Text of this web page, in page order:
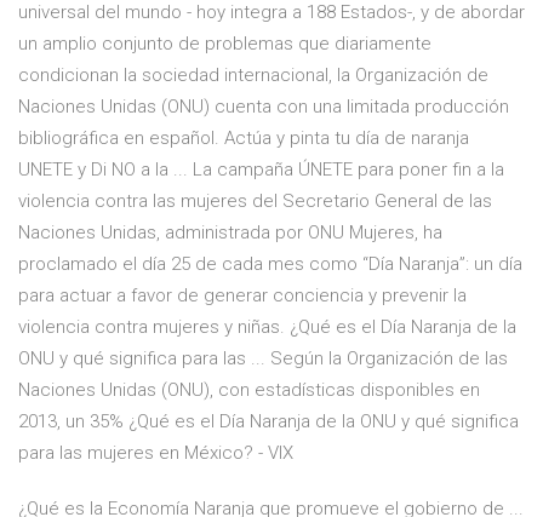
universal del mundo - hoy integra a 188 Estados-, y de abordar
un amplio conjunto de problemas que diariamente
condicionan la sociedad internacional, la Organización de
Naciones Unidas (ONU) cuenta con una limitada producción
bibliográfica en español. Actúa y pinta tu día de naranja
UNETE y Di NO a la ... La campaña ÚNETE para poner fin a la
violencia contra las mujeres del Secretario General de las
Naciones Unidas, administrada por ONU Mujeres, ha
proclamado el día 25 de cada mes como “Día Naranja”: un día
para actuar a favor de generar conciencia y prevenir la
violencia contra mujeres y niñas. ¿Qué es el Día Naranja de la
ONU y qué significa para las ... Según la Organización de las
Naciones Unidas (ONU), con estadísticas disponibles en
2013, un 35% ¿Qué es el Día Naranja de la ONU y qué significa
para las mujeres en México? - VIX
¿Qué es la Economía Naranja que promueve el gobierno de ...